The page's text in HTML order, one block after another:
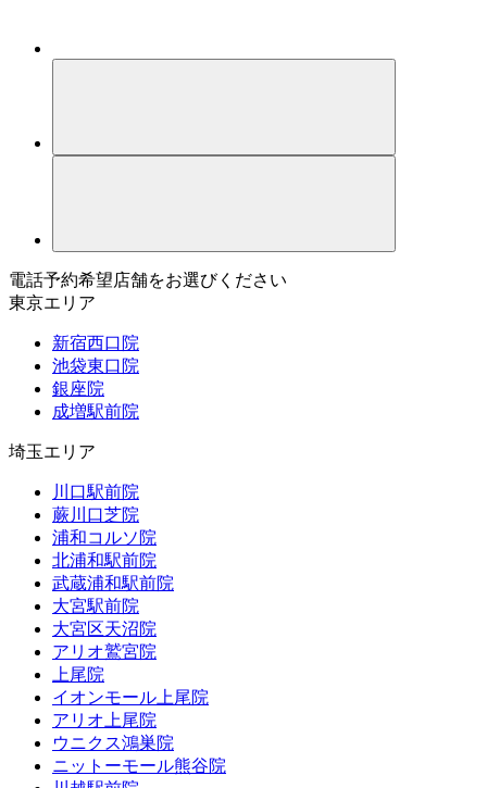
電話予約希望店舗をお選びください
東京エリア
新宿西口院
池袋東口院
銀座院
成増駅前院
埼玉エリア
川口駅前院
蕨川口芝院
浦和コルソ院
北浦和駅前院
武蔵浦和駅前院
大宮駅前院
大宮区天沼院
アリオ鷲宮院
上尾院
イオンモール上尾院
アリオ上尾院
ウニクス鴻巣院
ニットーモール熊谷院